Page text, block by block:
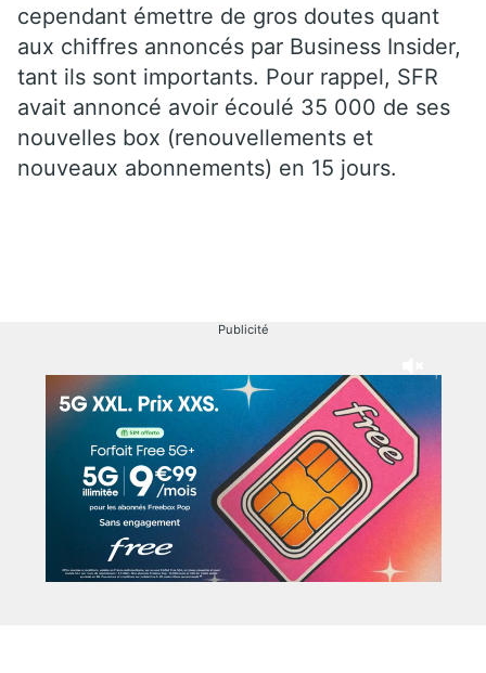
cependant émettre de gros doutes quant
aux chiffres annoncés par Business Insider,
tant ils sont importants. Pour rappel, SFR
avait annoncé avoir écoulé 35 000 de ses
nouvelles box (renouvellements et
nouveaux abonnements) en 15 jours.
Publicité